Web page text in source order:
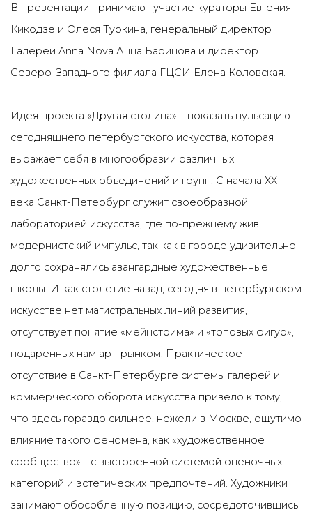
В презентации принимают участие кураторы Евгения
Кикодзе и Олеся Туркина, генеральный директор
Галереи Anna Nova Анна Баринова и директор
Северо-Западного филиала ГЦСИ Елена Коловская.
Идея проекта «Другая столица» – показать пульсацию
сегодняшнего петербургского искусства, которая
выражает себя в многообразии различных
художественных объединений и групп. С начала ХХ
века Санкт-Петербург служит своеобразной
лабораторией искусства, где по-прежнему жив
модернистский импульс, так как в городе удивительно
долго сохранялись авангардные художественные
школы. И как столетие назад, сегодня в петербургском
искусстве нет магистральных линий развития,
отсутствует понятие «мейнстрима» и «топовых фигур»,
подаренных нам арт-рынком. Практическое
отсутствие в Санкт-Петербурге системы галерей и
коммерческого оборота искусства привело к тому,
что здесь гораздо сильнее, нежели в Москве, ощутимо
влияние такого феномена, как «художественное
сообщество» - с выстроенной системой оценочных
категорий и эстетических предпочтений. Художники
занимают обособленную позицию, сосредоточившись